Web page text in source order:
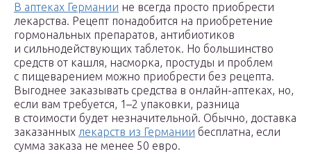
В аптеках Германии не всегда просто приобрести
лекарства. Рецепт понадобится на приобретение
гормональных препаратов, антибиотиков
и сильнодействующих таблеток. Но большинство
средств от кашля, насморка, простуды и проблем
с пищеварением можно приобрести без рецепта.
Выгоднее заказывать средства в онлайн-аптеках, но,
если вам требуется, 1–2 упаковки, разница
в стоимости будет незначительной. Обычно, доставка
заказанных лекарств из Германии бесплатна, если
сумма заказа не менее 50 евро.